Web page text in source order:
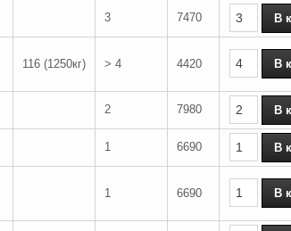
3 7470
116 (1250кг) > 4 4420
2 7980
1 6690
1 6690